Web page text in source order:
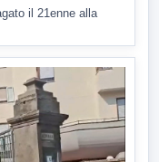
il 21enne alla